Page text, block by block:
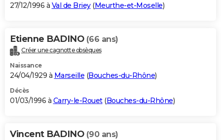
27/12/1996 à Val de Briey(Meurthe-et-Moselle)
Etienne BADINO (66 ans)
Créer une cagnotte obsèques
Naissance
24/04/1929 à Marseille (Bouches-du-Rhône)
Décès
01/03/1996 à Carry-le-Rouet(Bouches-du-Rhône)
Vincent BADINO (90 ans)